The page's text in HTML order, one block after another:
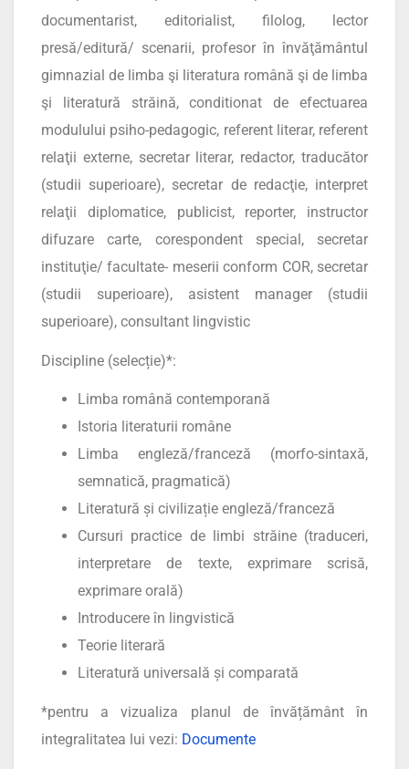
documentarist, editorialist, filolog, lector
presă/editură/ scenarii, profesor în învăţământul
gimnazial de limba şi literatura română şi de limba
şi literatură străină, conditionat de efectuarea
modulului psiho-pedagogic, referent literar, referent
relaţii externe, secretar literar, redactor, traducător
(studii superioare), secretar de redacţie, interpret
relaţii diplomatice, publicist, reporter, instructor
difuzare carte, corespondent special, secretar
instituţie/ facultate- meserii conform COR, secretar
(studii superioare), asistent manager (studii
superioare), consultant lingvistic
Discipline (selecție)*:
Limba română contemporană
Istoria literaturii române
Limba engleză/franceză (morfo-sintaxă,
semnatică, pragmatică)
Literatură și civilizație engleză/franceză
Cursuri practice de limbi străine (traduceri,
interpretare de texte, exprimare scrisă,
exprimare orală)
Introducere în lingvistică
Teorie literară
Literatură universală și comparată
*pentru a vizualiza planul de învățământ în
integralitatea lui vezi: Documente